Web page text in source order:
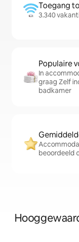
Toegang
3.340
Populaire
In
graag Zelf
badkamer
beoordeeld